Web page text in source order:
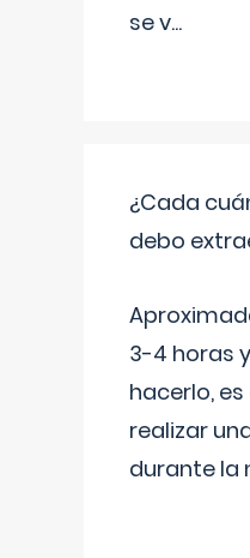
se v...
¿Cada
debo
3-4 horas
hacerlo,
realizar
durante la